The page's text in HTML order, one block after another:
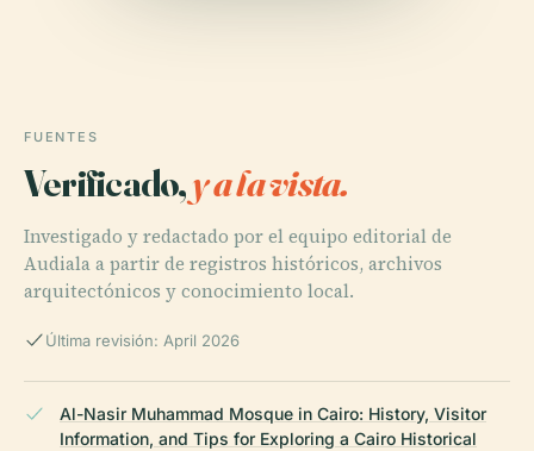
FUENTES
Verificado,y a la vista.
Investigado y redactado por el equipo editorial de
Audiala a partir de registros históricos, archivos
arquitectónicos y conocimiento local.
Última revisión: April 2026
Al-Nasir Muhammad Mosque in Cairo: History, Visitor
Information, and Tips for Exploring a Cairo Historical